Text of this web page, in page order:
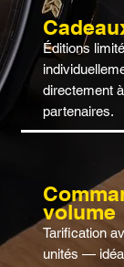
Éditions
directement
partenaires.
volume
Tarification
unités —